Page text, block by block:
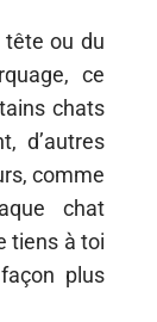
ou du
ce
chats
d’autres
comme
chat
tiens à toi
plus